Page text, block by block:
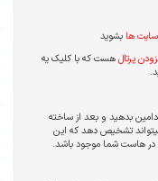
ها بشوید
پرتالهست که با کلیک یه
بدهید و بعد از ساخته
تشخیص دهد که این
در هاست شما موجود باشد.